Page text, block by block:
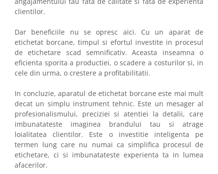
clientilor.
Dar beneficiile nu se opresc aici. Cu un aparat de
etichetat borcane, timpul si efortul investite in procesul
de etichetare scad semnificativ. Aceasta inseamna o
eficienta sporita a productiei, o scadere a costurilor si, in
cele din urma, o crestere a profitabilitatii.
In concluzie, aparatul de etichetat borcane este mai mult
decat un simplu instrument tehnic. Este un mesager al
profesionalismului, preciziei si atentiei la detalii, care
imbunatateste imaginea brandului tau si atrage
loialitatea clientilor. Este o investitie inteligenta pe
termen lung care nu numai ca simplifica procesul de
etichetare, ci si imbunatateste experienta ta in lumea
afacerilor.